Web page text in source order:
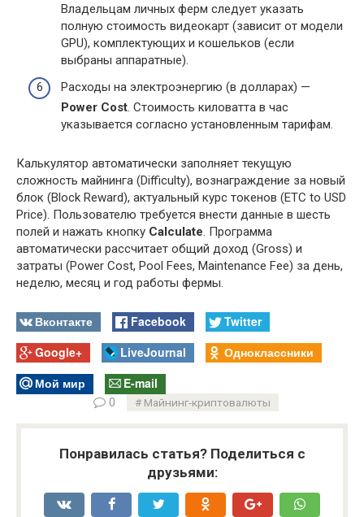
Владельцам личных ферм следует указать
полную стоимость видеокарт (зависит от модели
GPU), комплектующих и кошельков (если
выбраны аппаратные).
Расходы на электроэнергию (в долларах) —
Power Cost. Стоимость киловатта в час
указывается согласно установленным тарифам.
Калькулятор автоматически заполняет текущую
сложность майнинга (Difficulty), вознаграждение за новый
блок (Block Reward), актуальный курс токенов (ETC to USD
Price). Пользователю требуется внести данные в шесть
полей и нажать кнопку Calculate. Программа
автоматически рассчитает общий доход (Gross) и
затраты (Power Cost, Pool Fees, Maintenance Fee) за день,
неделю, месяц и год работы фермы.
Вконтакте Facebook
Twitter
Google+
LiveJournal
Одноклассники
Мой мир
E-mail
0 Майнинг-криптовалюты
Понравилась статья? Поделиться с
друзьями: